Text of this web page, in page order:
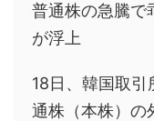
普通株の急騰で
が浮上
18日、韓国取
通株（本株）の